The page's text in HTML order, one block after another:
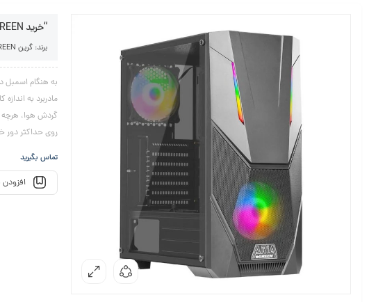
“خرید ARIA SKD GREEN: تکنولوژی پیشرفته و کیفیت بی‌نظیر”
برند: گرین GREEN
مادربرد به
گردش هوا، هرچه
روی حداکثر دور
تماس بگیرید
افزودن